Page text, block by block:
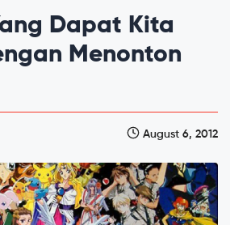
Dapat Kita
Menonton
August 6, 2012